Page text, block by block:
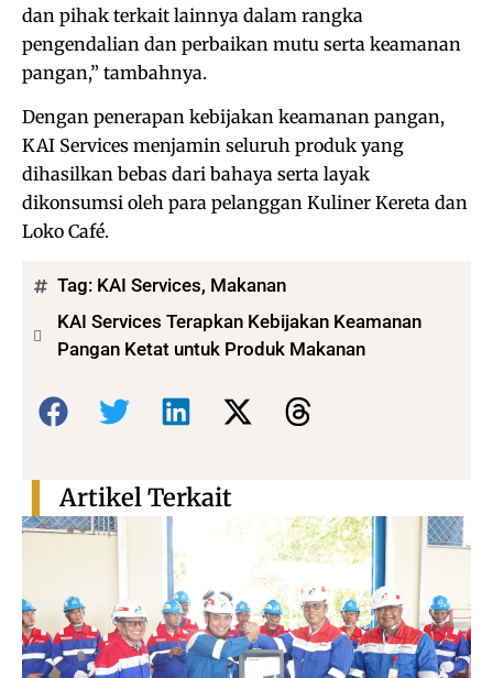
dan pihak terkait lainnya dalam rangka
pengendalian dan perbaikan mutu serta keamanan
pangan,” tambahnya.
Dengan penerapan kebijakan keamanan pangan,
KAI Services menjamin seluruh produk yang
dihasilkan bebas dari bahaya serta layak
dikonsumsi oleh para pelanggan Kuliner Kereta dan
Loko Café.
Tag: KAI Services, Makanan
KAI Services Terapkan Kebijakan Keamanan
Pangan Ketat untuk Produk Makanan
Bagikan:
Artikel Terkait